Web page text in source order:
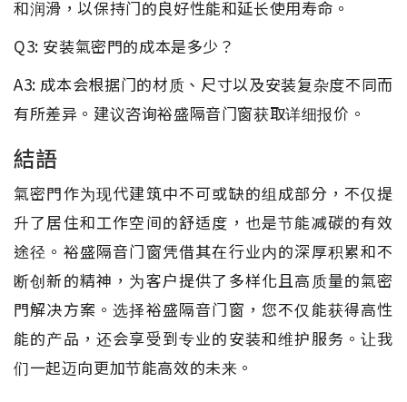
和润滑，以保持门的良好性能和延长使用寿命。
Q3: 安装氣密門的成本是多少？
A3: 成本会根据门的材质、尺寸以及安装复杂度不同而
有所差异。建议咨询裕盛隔音门窗获取详细报价。
結語
氣密門作为现代建筑中不可或缺的组成部分，不仅提
升了居住和工作空间的舒适度，也是节能减碳的有效
途径。裕盛隔音门窗凭借其在行业内的深厚积累和不
断创新的精神，为客户提供了多样化且高质量的氣密
門解决方案。选择裕盛隔音门窗，您不仅能获得高性
能的产品，还会享受到专业的安装和维护服务。让我
们一起迈向更加节能高效的未来。